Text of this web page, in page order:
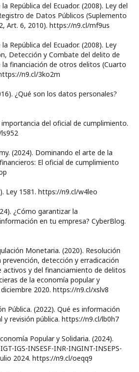
República del Ecuador. (2008). Ley del
de Datos Públicos (Suplemento
Art. 6, 2010). https://n9.cl/mf9us
República del Ecuador. (2008). Ley
Detección y Combate del delito de
financiación de otros delitos (Cuarto
n9.cl/3ko2m
¿Qué son los datos personales?
importancia del oficial de cumplimiento.
(2024). Dominando el arte de la
El oficial de cumplimiento
Ley 1581. https://n9.cl/w4leo
¿Cómo garantizar la
en tu empresa? CyberBlog.
Monetaria. (2020). Resolución
prevención, detección y erradicación
activos y del financiamiento de delitos
de la economía popular y
2020. https://n9.cl/xslv8
Pública. (2022). Qué es información
y revisión pública. https://n9.cl/lb0h7
Popular y Solidaria. (2024).
IGS-INSESF-INR-INGINT-INSEPS-
2024. https://n9.cl/oeqq9